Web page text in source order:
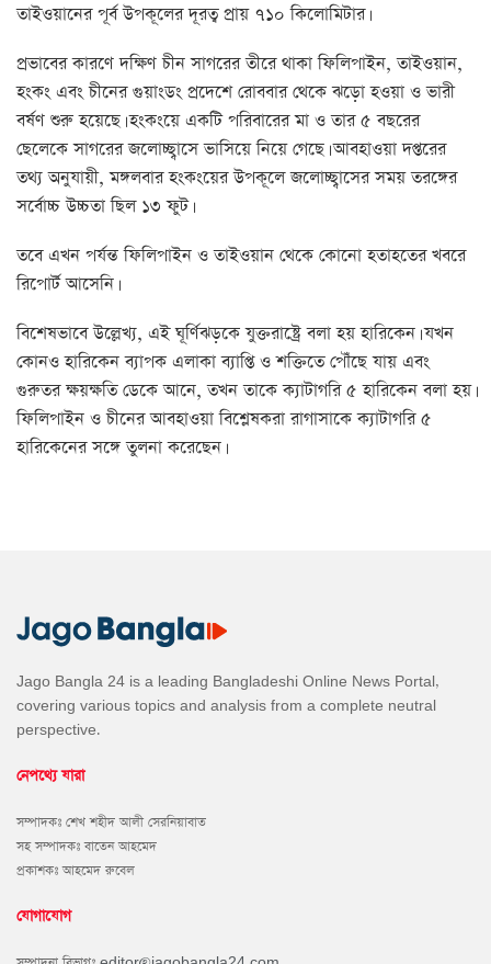
তাইওয়ানের পূর্ব উপকূলের দূরত্ব প্রায় ৭১০ কিলোমিটার।
প্রভাবের কারণে দক্ষিণ চীন সাগরের তীরে থাকা ফিলিপাইন, তাইওয়ান,
হংকং এবং চীনের গুয়াংডং প্রদেশে রোববার থেকে ঝড়ো হওয়া ও ভারী
বর্ষণ শুরু হয়েছে। হংকংয়ে একটি পরিবারের মা ও তার ৫ বছরের
ছেলেকে সাগরের জলোচ্ছ্বাসে ভাসিয়ে নিয়ে গেছে। আবহাওয়া দপ্তরের
তথ্য অনুযায়ী, মঙ্গলবার হংকংয়ের উপকূলে জলোচ্ছ্বাসের সময় তরঙ্গের
সর্বোচ্চ উচ্চতা ছিল ১৩ ফুট।
তবে এখন পর্যন্ত ফিলিপাইন ও তাইওয়ান থেকে কোনো হতাহতের খবরে
রিপোর্ট আসেনি।
বিশেষভাবে উল্লেখ্য, এই ঘূর্ণিঝড়কে যুক্তরাষ্ট্রে বলা হয় হারিকেন। যখন
কোনও হারিকেন ব্যাপক এলাকা ব্যাপ্তি ও শক্তিতে পৌঁছে যায় এবং
গুরুতর ক্ষয়ক্ষতি ডেকে আনে, তখন তাকে ক্যাটাগরি ৫ হারিকেন বলা হয়।
ফিলিপাইন ও চীনের আবহাওয়া বিশ্লেষকরা রাগাসাকে ক্যাটাগরি ৫
হারিকেনের সঙ্গে তুলনা করেছেন।
Jago Bangla 24 is a leading Bangladeshi Online News Portal,
covering various topics and analysis from a complete neutral
perspective.
নেপথ্যে যারা
সম্পাদকঃ শেখ শহীদ আলী সেরনিয়াবাত
সহ সম্পাদকঃ বাতেন আহমেদ
প্রকাশকঃ আহমেদ রুবেল
যোগাযোগ